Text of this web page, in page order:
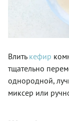
Влить кефир
тщательно
однородной,
миксер или